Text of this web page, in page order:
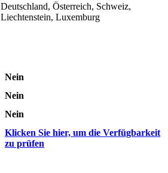
Deutschland, Österreich, Schweiz,
Liechtenstein, Luxemburg
Nein
Nein
Nein
Klicken Sie hier, um die Verfügbarkeit
zu prüfen